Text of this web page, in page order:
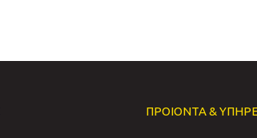
ΠΡΟΙΟΝΤΑ &